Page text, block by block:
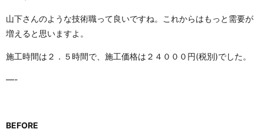
山下さんのような技術職って良いですね。これからはもっと需要が
増えると思いますよ。
施工時間は２．５時間で、施工価格は２４０００円(税別)でした。
—-
BEFORE